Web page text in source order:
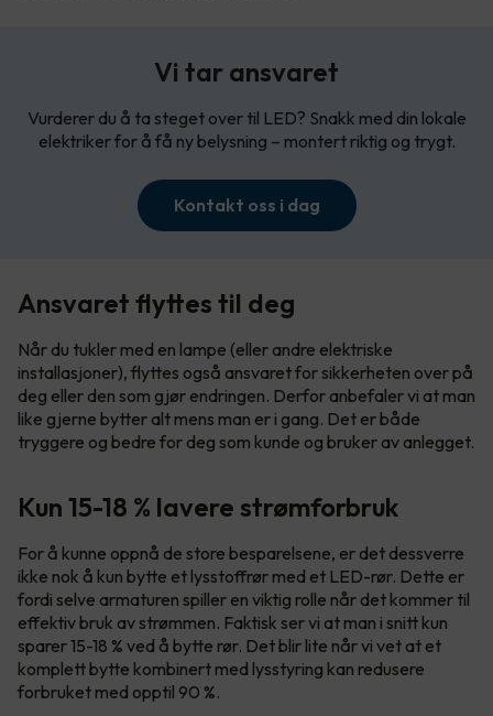
Vi tar ansvaret
Vurderer du å ta steget over til LED? Snakk med din lokale
elektriker for å få ny belysning – montert riktig og trygt.
Kontakt oss i dag
Ansvaret flyttes til deg
Når du tukler med en lampe (eller andre elektriske
installasjoner), flyttes også ansvaret for sikkerheten over på
deg eller den som gjør endringen. Derfor anbefaler vi at man
like gjerne bytter alt mens man er i gang. Det er både
tryggere og bedre for deg som kunde og bruker av anlegget.
Kun 15-18 % lavere strømforbruk
For å kunne oppnå de store besparelsene, er det dessverre
ikke nok å kun bytte et lysstoffrør med et LED-rør. Dette er
fordi selve armaturen spiller en viktig rolle når det kommer til
effektiv bruk av strømmen. Faktisk ser vi at man i snitt kun
sparer 15-18 % ved å bytte rør. Det blir lite når vi vet at et
komplett bytte kombinert med lysstyring kan redusere
forbruket med opptil 90 %.